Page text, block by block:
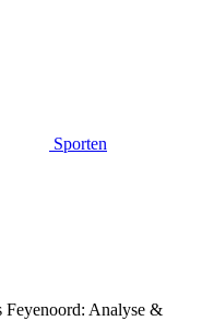
Sporten
Feyenoord: Analyse &